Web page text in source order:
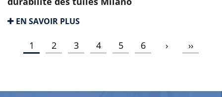
EN SAVOIR PLUS
1 2 3 4 5 6 › ››